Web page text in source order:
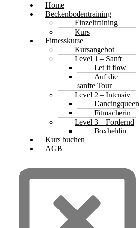
Home
Beckenbodentraining
Einzeltraining
Kurs
Fitnesskurse
Kursangebot
Level 1 – Sanft
Let it flow
Auf die
sanfte Tour
Level 2 – Intensiv
Dancingqueen
Fitmacherin
Level 3 – Fordernd
Boxheldin
Kurs buchen
AGB